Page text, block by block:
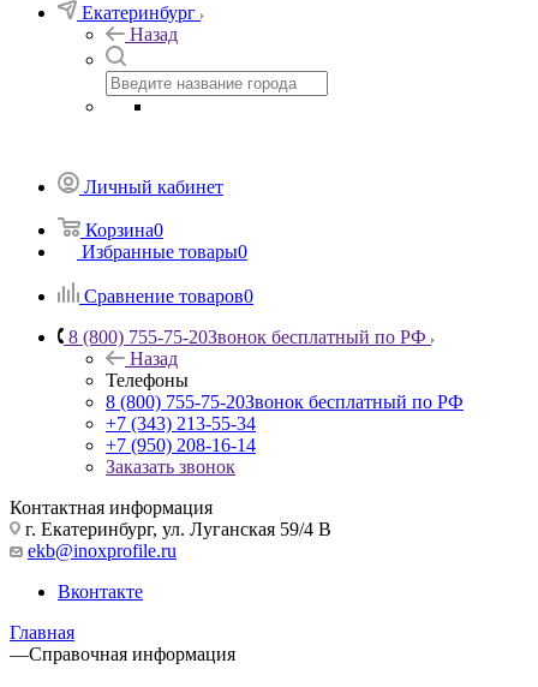
Екатеринбург
Назад
Личный кабинет
Корзина0
Избранные товары0
Сравнение товаров0
8 (800) 755-75-20Звонок бесплатный по РФ
Назад
Телефоны
8 (800) 755-75-20Звонок бесплатный по РФ
+7 (343) 213-55-34
+7 (950) 208-16-14
Заказать звонок
Контактная информация
г. Екатеринбург, ул. Луганская 59/4 В
ekb@inoxprofile.ru
Вконтакте
Главная
—Справочная информация